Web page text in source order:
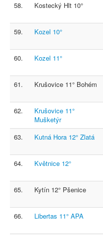
58.
Kostecký Hlt 10°
59.
Kozel 10°
60.
Kozel 11°
61.
Krušovice 11° Bohém
62.
Krušovice 11°
Mušketýr
63.
Kutná Hora 12° Zlatá
64.
Květnice 12°
65.
Kytín 12° Pšenice
66.
Libertas 11° APA